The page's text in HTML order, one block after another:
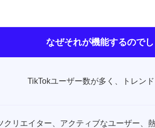
なぜそれが機能するので
TikTokユーザー数が多く、トレン
クリエイター、アクティブなユーザー、